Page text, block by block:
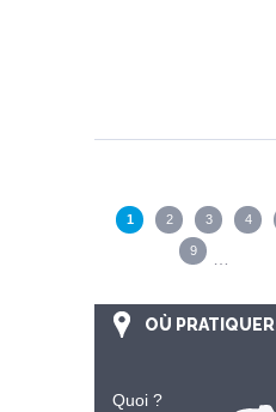
1 2 3 4
9 …
OÙ PRATIQUER
Quoi ?